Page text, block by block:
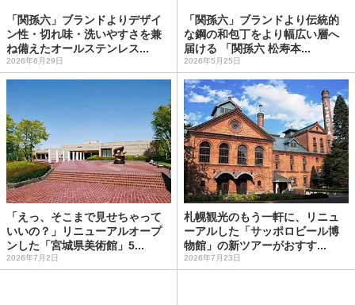
「関孫六」ブランドよりデザイ
ン性・切れ味・洗いやすさを兼
ね備えたオールステンレス...
2026年6月29日
「関孫六」ブランドより伝統的
な鋼の和包丁をより幅広い層へ
届ける 「関孫六 松寿本...
2026年5月25日
「えっ、そこまで見せちゃって
いいの？」リニューアルオープ
ンした「宮城県美術館」5...
2026年7月2日
札幌観光のもう一軒に、リニュ
ーアルした「サッポロビール博
物館」の新ツアーがおすす...
2026年7月23日